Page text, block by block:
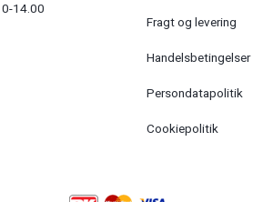
14.00
Fragt og levering
Handelsbetingelser
Persondatapolitik
Cookiepolitik